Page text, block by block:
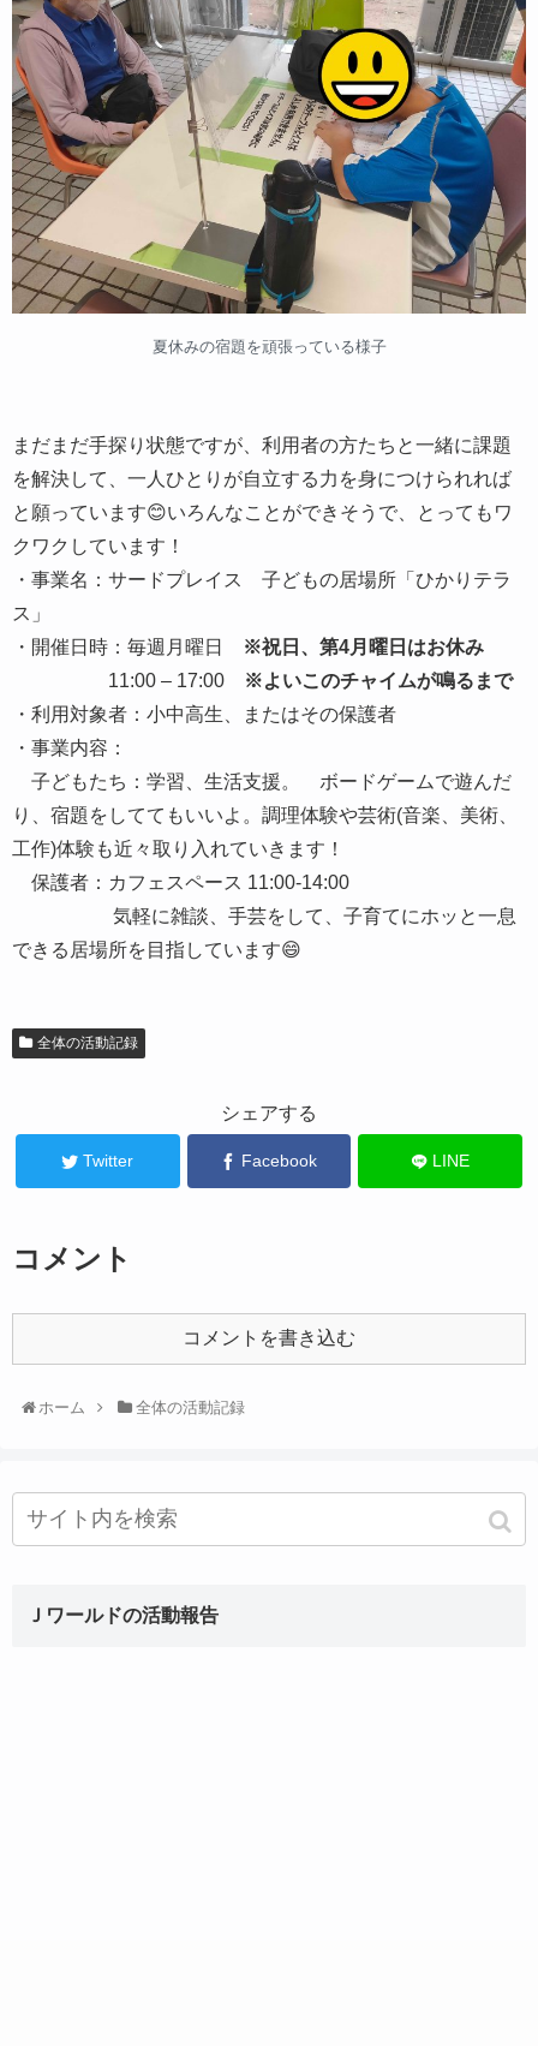
夏休みの宿題を頑張っている様子
まだまだ手探り状態ですが、利用者の方たちと一緒に課題
を解決して、一人ひとりが自立する力を身につけられれば
と願っています😊いろんなことができそうで、とってもワ
クワクしています！
・事業名：サードプレイス 子どもの居場所「ひかりテラ
ス」
・開催日時：毎週月曜日
※祝日、第4月曜日はお休み
11:00 – 17:00
※よいこのチャイムが鳴るまで
・利用対象者：小中高生、またはその保護者
・事業内容：
子どもたち：学習、生活支援。 ボードゲームで遊んだ
り、宿題をしててもいいよ。調理体験や芸術(音楽、美術、
工作)体験も近々取り入れていきます！
保護者：カフェスペース 11:00-14:00
気軽に雑談、手芸をして、子育てにホッと一息
できる居場所を目指しています😄
全体の活動記録
シェアする
Twitter Facebook LINE
コメント
コメントを書き込む
ホーム 全体の活動記録
Ｊワールドの活動報告